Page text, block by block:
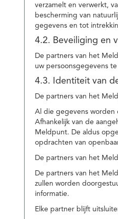
verzamelt en verwerkt,
bescherming van
gegevens en tot
4.2. Beveiliging en
De partners van het
uw persoonsgegevens
4.3. Identiteit van
De partners van het
Al die gegevens worden
Afhankelijk van de
Meldpunt. De aldus
opdrachten van
De partners van het
De partners van het
zullen worden
informatie.
Elke partner blijft